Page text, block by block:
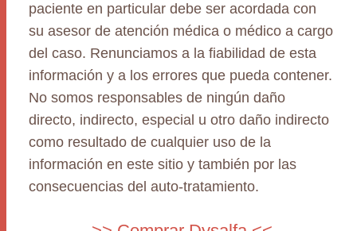
paciente en particular debe ser acordada con
su asesor de atención médica o médico a cargo
del caso. Renunciamos a la fiabilidad de esta
información y a los errores que pueda contener.
No somos responsables de ningún daño
directo, indirecto, especial u otro daño indirecto
como resultado de cualquier uso de la
información en este sitio y también por las
consecuencias del auto-tratamiento.